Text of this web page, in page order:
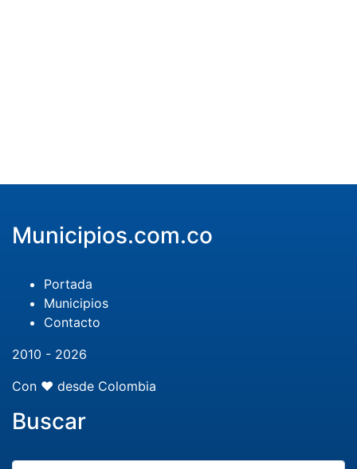
Municipios.com.co
Portada
Municipios
Contacto
2010 - 2026
Con ❤️ desde Colombia
Buscar